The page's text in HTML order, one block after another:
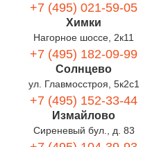
+7 (495) 021-59-05
Химки
Нагорное шоссе, 2к11
+7 (495) 182-09-99
Солнцево
ул. Главмосстроя, 5к2с1
+7 (495) 152-33-44
Измайлово
Сиреневый бул., д. 83